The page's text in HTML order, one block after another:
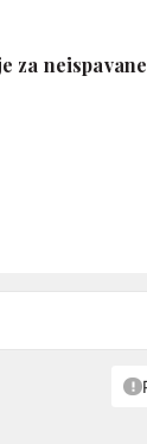
za neispavane